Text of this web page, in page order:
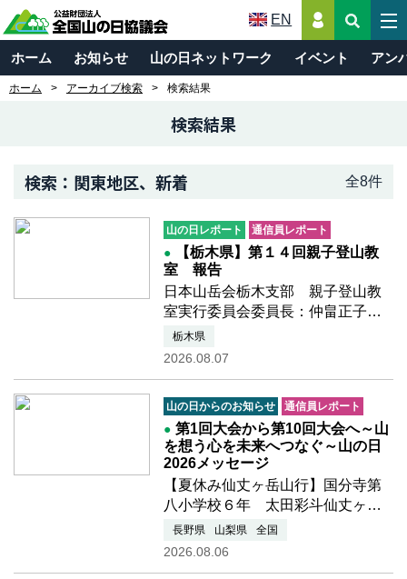
EN
ホーム お知らせ 山の日ネットワーク イベント アン
ホーム アーカイブ検索 検索結果
検索結果
検索：関東地区、新着 全8件
山の日レポート 通信員レポート
【栃木県】第１４回親子登山教
室 報告
日本山岳会栃木支部 親子登山教
室実行委員会委員長：仲畠正子さ
んからのレポートです令和8年度日
本山岳会栃木支部公益事業(山の日
室 （栃木県山岳・
スポーツ…つづきを読む
栃木県
2026.08.07
山の日からのお知らせ 通信員レポート
第1回大会から第10回大会へ～山
を想う心を未来へつなぐ～山の日
2026メッセージ
【夏休み仙丈ヶ岳山行】国分寺第
八小学校６年 太田彩斗仙丈ヶ岳
の山頂についたときがすごく嬉し
かったし景色もきれいで感動し
長野県 山梨県 全国
2026.08.06